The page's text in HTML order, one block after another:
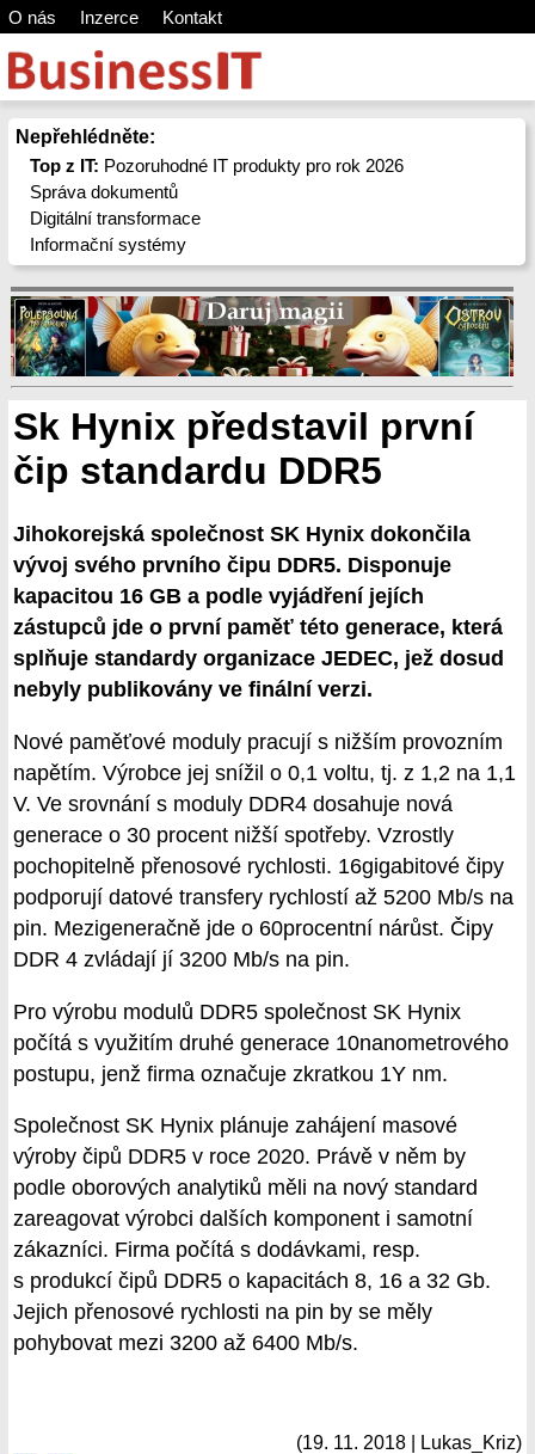
O nás Inzerce Kontakt
Nepřehlédněte:
Top z IT: Pozoruhodné IT produkty pro rok 2026
Správa dokumentů
Digitální transformace
Informační systémy
Sk Hynix představil první
čip standardu DDR5
Jihokorejská společnost SK Hynix dokončila
vývoj svého prvního čipu DDR5. Disponuje
kapacitou 16 GB a podle vyjádření jejích
zástupců jde o první paměť této generace, která
splňuje standardy organizace JEDEC, jež dosud
nebyly publikovány ve finální verzi.
Nové paměťové moduly pracují s nižším provozním
napětím. Výrobce jej snížil o 0,1 voltu, tj. z 1,2 na 1,1
V. Ve srovnání s moduly DDR4 dosahuje nová
generace o 30 procent nižší spotřeby. Vzrostly
pochopitelně přenosové rychlosti. 16gigabitové čipy
podporují datové transfery rychlostí až 5200 Mb/s na
pin. Mezigeneračně jde o 60procentní nárůst. Čipy
DDR 4 zvládají jí 3200 Mb/s na pin.
Pro výrobu modulů DDR5 společnost SK Hynix
počítá s využitím druhé generace 10nanometrového
postupu, jenž firma označuje zkratkou 1Y nm.
Společnost SK Hynix plánuje zahájení masové
výroby čipů DDR5 v roce 2020. Právě v něm by
podle oborových analytiků měli na nový standard
zareagovat výrobci dalších komponent i samotní
zákazníci. Firma počítá s dodávkami, resp.
s produkcí čipů DDR5 o kapacitách 8, 16 a 32 Gb.
Jejich přenosové rychlosti na pin by se měly
pohybovat mezi 3200 až 6400 Mb/s.
(19. 11. 2018 | Lukas_Kriz)